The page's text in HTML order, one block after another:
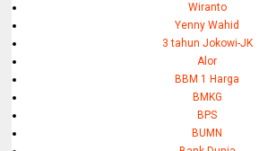
Wiranto
Yenny Wahid
3 tahun Jokowi-JK
Alor
BBM 1 Harga
BMKG
BPS
BUMN